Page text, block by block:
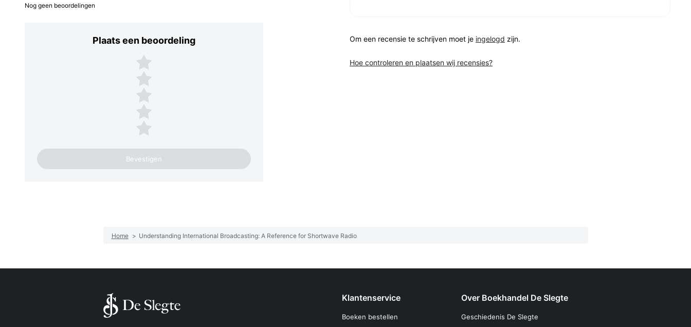
Nog geen beoordelingen
Plaats een beoordeling
Plaats een beoordeling
5 sterren
4 sterren
3 sterren
2 sterren
1 ster
Om een recensie te schrijven moet je ingelogd zijn.
Hoe controleren en plaatsen wij recensies?
Home > Understanding International Broadcasting: A Reference for Shortwave Radio
Klantenservice
Boeken bestellen
Over Boekhandel De Slegte
Geschiedenis De Slegte